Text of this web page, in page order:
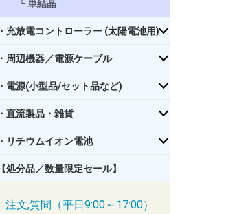
単結晶
・充放電コントローラー (太陽電池用)
・周辺機器／電源ケーブル
・電源(小型品/セット品など)
・直流製品・雑貨
・リチウムイオン電池
【処分品／数量限定セール】
注文,質問（平日9:00～17:00）